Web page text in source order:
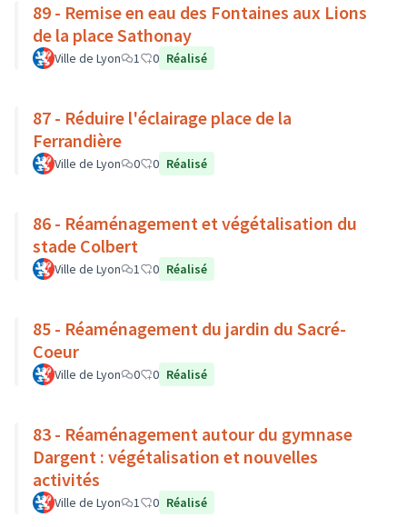
89 - Remise en eau des Fontaines aux Lions
de la place Sathonay
Ville de Lyon 1 0 Réalisé
87 - Réduire l'éclairage place de la
Ferrandière
Ville de Lyon 0 0 Réalisé
86 - Réaménagement et végétalisation du
stade Colbert
Ville de Lyon 1 0 Réalisé
85 - Réaménagement du jardin du Sacré-
Coeur
Ville de Lyon 0 0 Réalisé
83 - Réaménagement autour du gymnase
Dargent : végétalisation et nouvelles
activités
Ville de Lyon 1 0 Réalisé